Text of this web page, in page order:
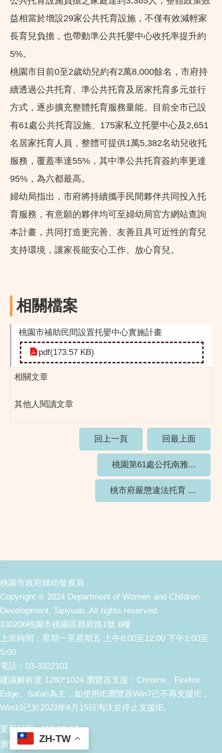
ZH-TW
益相當於增設29家公共托育設施，不僅有效減輕家
長育兒負擔，也帶動準公共托嬰中心收托率提升約
5%。
桃園市目前0至2歲幼兒約有2萬8,000餘名，市府持
續透過公共托育、準公共托育及居家托育多元並行
方式，逐步擴充整體托育服務量能。目前全市已設
有61處公共托育設施、175家私立托嬰中心及2,651
名居家托育人員，整體可提供1萬5,382名幼兒收托
服務，覆蓋率達55%，其中準公共托育簽約率更達
95%，為六都最高。
婦幼局指出，市府將持續攜手民間夥伴共同投入托
育服務，有意願的夥伴均可至婦幼局官方網站查詢
本計畫，共同打造更完善、友善且具可近性的育兒
支持環境，讓家長能安心工作、放心育兒。
相關檔案
桃園市補助民間設置托嬰中心實施計畫
pdf(173.57 KB)
相關文章
其他人閱讀文章
回上一頁 回最上面
桃園第61處公托南雅...
桃市府嚴懲違法托育 ...
:::
桃園市政府婦幼發展局
Copyright © 2024 Department of Women and Children
Development, Taoyuan. All rights reserved.
330206桃園市桃園區縣府路1號 8樓
上班時間：星期一至星期五 上午8:00至12:00 下午1:00至
5:00
電話：03-3322101
建議解析度 1280*1024 瀏覽器支援：Chrome、Firefox、
Edge、Safari為主，如使用IE瀏覽器Win7已不再支援IE，
Win10已於2022年6月15日淘汰並停止支援IE。
更新日期
115-08-07
瀏覽人次
353